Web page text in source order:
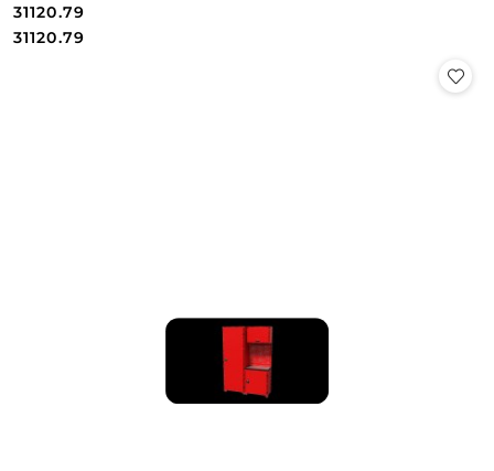
Cena:
31120.79
Cena:
31120.79